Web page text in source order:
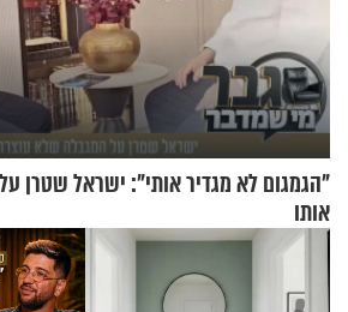
"הגמגום לא מגדיר אותי": ישראל שטרן
אותו